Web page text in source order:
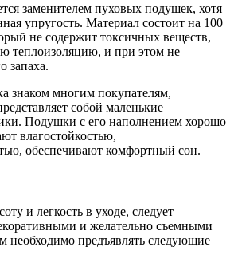
заменителем пуховых подушек, хотя
упругость. Материал состоит на 100
не содержит токсичных веществ,
теплоизоляцию, и при этом не
запаха.
знаком многим покупателям,
собой маленькие
Подушки с его наполнением хорошо
влагостойкостью,
обеспечивают комфортный сон.
и легкость в уходе, следует
и желательно съемными
необходимо предъявлять следующие